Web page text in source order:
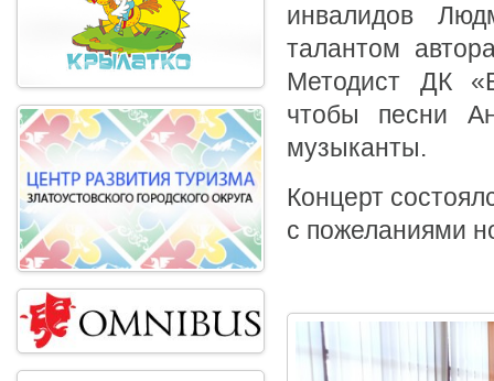
инвалидов
талантом
Методист ДК
чтобы песни
музыканты.
Концерт
с пожеланиями